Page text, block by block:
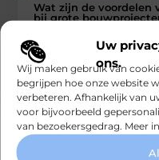
Uw
ons.
Wij maken gebruik van
begrijpen hoe onze website
verbeteren. Afhankelijk van
voor bijvoorbeeld
van bezoekersgedrag. Meer
Wat zijn de voordelen
bij grote
belang om de
het werk te waarborgen.
Smartclub